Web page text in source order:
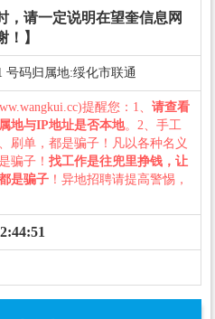
，请一定说明在望奎信息网
！】
号码归属地:绥化市联通
提醒您：1、 请查看
地与IP地址是否本地。2、手工
刷单，都是骗子！凡以各种名义
骗子！ 找工作是往兜里挣钱，让
是骗子 ！异地招聘请提高警惕，